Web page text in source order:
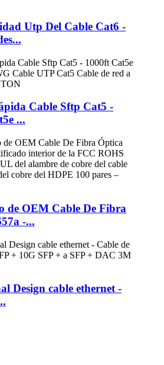
Utp Del Cable Cat6 -
Cable Sftp Cat5 -
...
de OEM Cable De Fibra
-...
Design cable ethernet -